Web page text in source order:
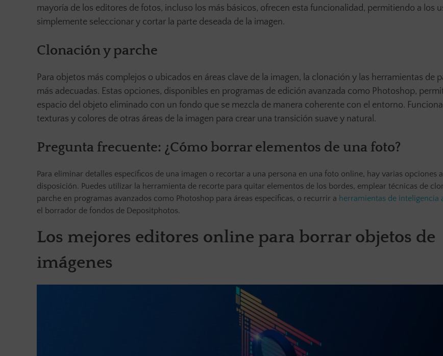
mayoría de los editores de fotos, incluso los más básicos, ofrecen esta funcionalidad, permitiendo a los
simplemente seleccionar y cortar la parte deseada de la imagen.
Clonación y parche
Para objetos más complejos o ubicados en áreas clave de la imagen, la clonación y las herramientas de
más adecuadas. Estas opciones, disponibles en programas de edición avanzada como Photoshop,
espacio del objeto eliminado con un fondo que se mezcla de manera coherente con el entorno.
texturas y colores de otras áreas de la imagen para crear una transición suave y natural.
Pregunta frecuente: ¿Cómo borrar elementos de una foto?
Para eliminar detalles específicos de una imagen o recortar a una persona en una foto online, hay varias opciones
disposición. Puedes utilizar la herramienta de recorte para quitar elementos de los bordes, emplear técnicas de
parche en programas avanzados como Photoshop para áreas específicas, o recurrir a herramientas de inteligencia
el borrador de fondos de Depositphotos.
Los mejores editores online para borrar objetos de
imágenes